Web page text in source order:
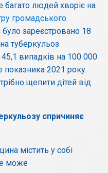
багато людей хворіє на
громадського
було зареєстровано 18
туберкульоз
випадків на 100 000
показника 2021 року.
щепити дітей від
спричиняє
містить у собі
може